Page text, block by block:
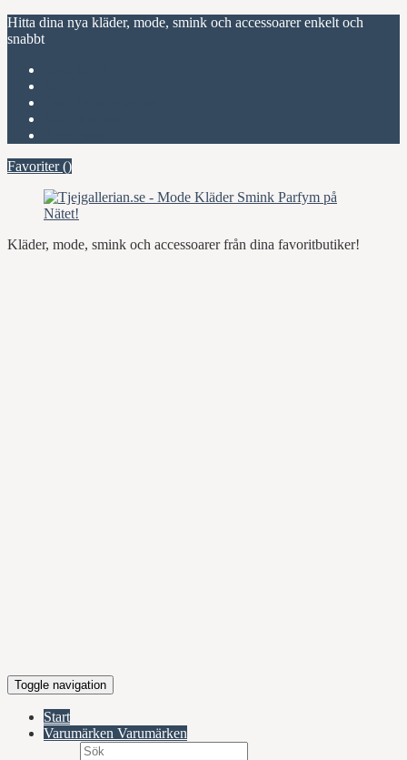
Hitta dina nya kläder, mode, smink och accessoarer enkelt och
snabbt
Favoriter ()
Kläder, mode, smink och accessoarer från dina favoritbutiker!
Toggle navigation
Start
Varumärken Varumärken